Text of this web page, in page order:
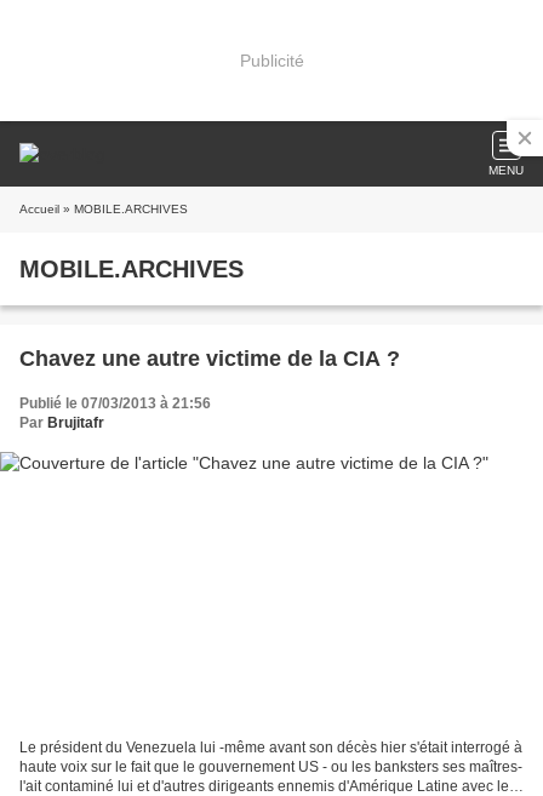
Publicité
MENU
Accueil » MOBILE.ARCHIVES
MOBILE.ARCHIVES
Chavez une autre victime de la CIA ?
Publié le 07/03/2013 à 21:56
Par Brujitafr
Le président du Venezuela lui -même avant son décès hier s'était interrogé à
haute voix sur le fait que le gouvernement US - ou les banksters ses maîtres-
l'ait contaminé lui et d'autres dirigeants ennemis d'Amérique Latine avec le